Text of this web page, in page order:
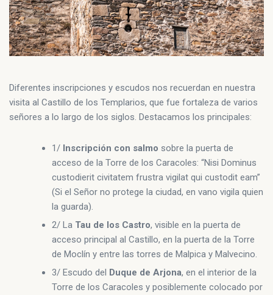
Diferentes inscripciones y escudos nos recuerdan en nuestra
visita al Castillo de los Templarios, que fue fortaleza de varios
señores a lo largo de los siglos. Destacamos los principales:
1/ Inscripción con salmo sobre la puerta de
acceso de la Torre de los Caracoles: “Nisi Dominus
custodierit civitatem frustra vigilat qui custodit eam”
(Si el Señor no protege la ciudad, en vano vigila quien
la guarda).
2/ La Tau de los Castro, visible en la puerta de
acceso principal al Castillo, en la puerta de la Torre
de Moclín y entre las torres de Malpica y Malvecino.
3/ Escudo del Duque de Arjona, en el interior de la
Torre de los Caracoles y posiblemente colocado por